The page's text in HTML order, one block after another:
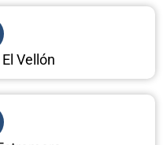
Vellón